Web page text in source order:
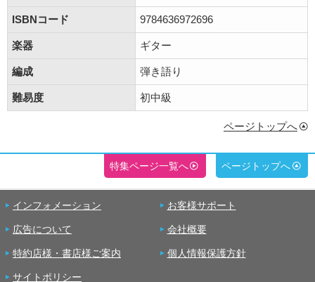
ISBNコード 9784636972696
楽器 ギター
編成 弾き語り
難易度 初中級
ページトップへ
特集ページ一覧へ ページトップへ
インフォメーション お客様サポート
広告について 会社概要
特約店様・書店様ご案内 個人情報保護方針
サイトポリシー